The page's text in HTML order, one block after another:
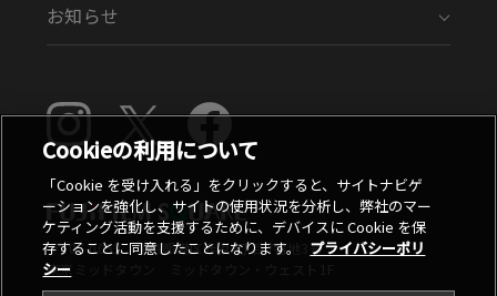
お知らせ
〒107-0052 東京都港区赤坂9丁目7番地3号
東京ミッドタウン ミッドタウン・ウェスト1F
Cookieの利用について
「Cookie を受け入れる」をクリックすると、サイトナビゲ
ーションを強化し、サイトの使用状況を分析し、弊社のマー
ケティング活動を支援するために、デバイスに Cookie を保
存することに同意したことになります。
プライバシーポリ
シー